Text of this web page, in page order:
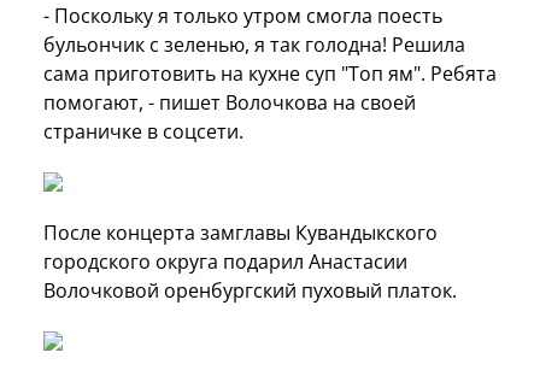
- Поскольку я только утром смогла поесть
бульончик с зеленью, я так голодна! Решила
сама приготовить на кухне суп "Топ ям". Ребята
помогают, - пишет Волочкова на своей
страничке в соцсети.
После концерта замглавы Кувандыкского
городского округа подарил Анастасии
Волочковой оренбургский пуховый платок.